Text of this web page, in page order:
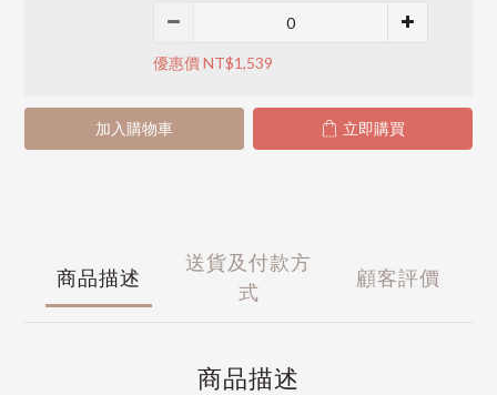
優惠價 NT$1,539
加入購物車 立即購買
商品描述
送貨及付款方
式
顧客評價
商品描述